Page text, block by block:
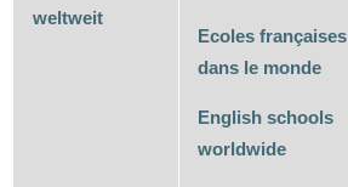
weltweit
Ecoles françaises
dans le monde
English schools
worldwide